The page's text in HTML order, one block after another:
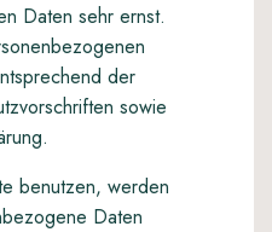
Daten sehr ernst.
der
sowie
benutzen, werden
Daten